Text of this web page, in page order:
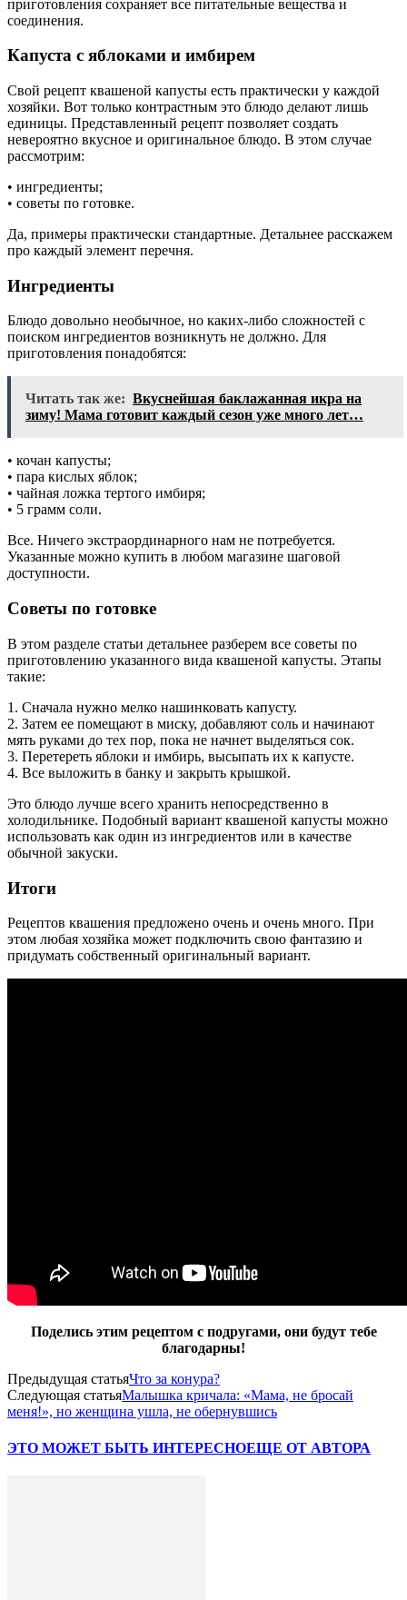
приготовления сохраняет все питательные вещества и
соединения.
Капуста с яблоками и имбирем
Свой рецепт квашеной капусты есть практически у каждой
хозяйки. Вот только контрастным это блюдо делают лишь
единицы. Представленный рецепт позволяет создать
невероятно вкусное и оригинальное блюдо. В этом случае
рассмотрим:
• ингредиенты;
• советы по готовке.
Да, примеры практически стандартные. Детальнее расскажем
про каждый элемент перечня.
Ингредиенты
Блюдо довольно необычное, но каких-либо сложностей с
поиском ингредиентов возникнуть не должно. Для
приготовления понадобятся:
Читать так же: Вкуснейшая баклажанная икра на
зиму! Мама готовит каждый сезон уже много лет…
• кочан капусты;
• пара кислых яблок;
• чайная ложка тертого имбиря;
• 5 грамм соли.
Все. Ничего экстраординарного нам не потребуется.
Указанные можно купить в любом магазине шаговой
доступности.
Советы по готовке
В этом разделе статьи детальнее разберем все советы по
приготовлению указанного вида квашеной капусты. Этапы
такие:
1. Сначала нужно мелко нашинковать капусту.
2. Затем ее помещают в миску, добавляют соль и начинают
мять руками до тех пор, пока не начнет выделяться сок.
3. Перетереть яблоки и имбирь, высыпать их к капусте.
4. Все выложить в банку и закрыть крышкой.
Это блюдо лучше всего хранить непосредственно в
холодильнике. Подобный вариант квашеной капусты можно
использовать как один из ингредиентов или в качестве
обычной закуски.
Итоги
Рецептов квашения предложено очень и очень много. При
этом любая хозяйка может подключить свою фантазию и
придумать собственный оригинальный вариант.
Поделись этим рецептом с подругами, они будут тебе
благодарны!
Предыдущая статьяЧто за конура?
Следующая статьяМалышка кричала: «Мама, не бросай
меня!», но женщина ушла, не обернувшись
ЭТО МОЖЕТ БЫТЬ ИНТЕРЕСНОЕЩЕ ОТ АВТОРА